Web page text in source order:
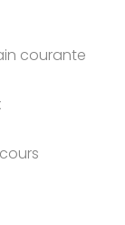
courante